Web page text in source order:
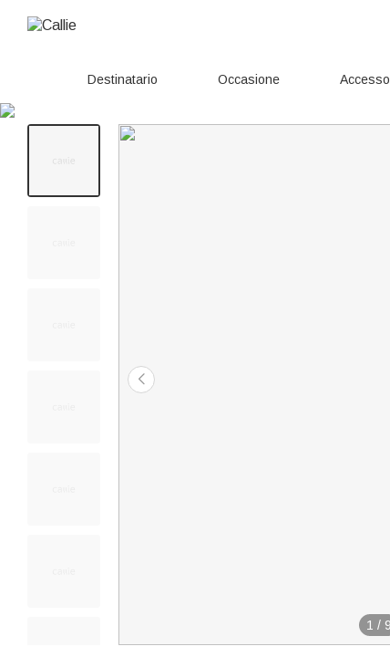
Destinatario Occasione
1 / 9